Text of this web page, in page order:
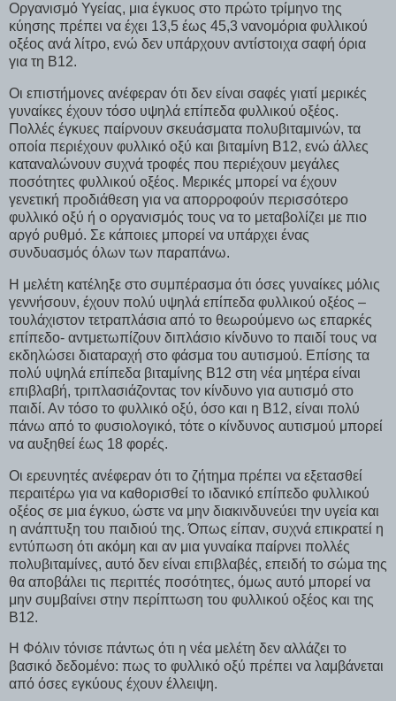
Οργανισμό Υγείας, μια έγκυος στο πρώτο τρίμηνο της
κύησης πρέπει να έχει 13,5 έως 45,3 νανομόρια φυλλικού
οξέος ανά λίτρο, ενώ δεν υπάρχουν αντίστοιχα σαφή όρια
για τη Β12.
Οι επιστήμονες ανέφεραν ότι δεν είναι σαφές γιατί μερικές
γυναίκες έχουν τόσο υψηλά επίπεδα φυλλικού οξέος.
Πολλές έγκυες παίρνουν σκευάσματα πολυβιταμινών, τα
οποία περιέχουν φυλλικό οξύ και βιταμίνη Β12, ενώ άλλες
καταναλώνουν συχνά τροφές που περιέχουν μεγάλες
ποσότητες φυλλικού οξέος. Μερικές μπορεί να έχουν
γενετική προδιάθεση για να απορροφούν περισσότερο
φυλλικό οξύ ή ο οργανισμός τους να το μεταβολίζει με πιο
αργό ρυθμό. Σε κάποιες μπορεί να υπάρχει ένας
συνδυασμός όλων των παραπάνω.
Η μελέτη κατέληξε στο συμπέρασμα ότι όσες γυναίκες μόλις
γεννήσουν, έχουν πολύ υψηλά επίπεδα φυλλικού οξέος –
τουλάχιστον τετραπλάσια από το θεωρούμενο ως επαρκές
επίπεδο- αντμετωπίζουν διπλάσιο κίνδυνο το παιδί τους να
εκδηλώσει διαταραχή στο φάσμα του αυτισμού. Επίσης τα
πολύ υψηλά επίπεδα βιταμίνης Β12 στη νέα μητέρα είναι
επιβλαβή, τριπλασιάζοντας τον κίνδυνο για αυτισμό στο
παιδί. Αν τόσο το φυλλικό οξύ, όσο και η Β12, είναι πολύ
πάνω από το φυσιολογικό, τότε ο κίνδυνος αυτισμού μπορεί
να αυξηθεί έως 18 φορές.
Οι ερευνητές ανέφεραν ότι το ζήτημα πρέπει να εξετασθεί
περαιτέρω για να καθορισθεί το ιδανικό επίπεδο φυλλικού
οξέος σε μια έγκυο, ώστε να μην διακινδυνεύει την υγεία και
η ανάπτυξη του παιδιού της. Όπως είπαν, συχνά επικρατεί η
εντύπωση ότι ακόμη και αν μια γυναίκα παίρνει πολλές
πολυβιταμίνες, αυτό δεν είναι επιβλαβές, επειδή το σώμα της
θα αποβάλει τις περιττές ποσότητες, όμως αυτό μπορεί να
μην συμβαίνει στην περίπτωση του φυλλικού οξέος και της
Β12.
Η Φόλιν τόνισε πάντως ότι η νέα μελέτη δεν αλλάζει το
βασικό δεδομένο: πως το φυλλικό οξύ πρέπει να λαμβάνεται
από όσες εγκύους έχουν έλλειψη.